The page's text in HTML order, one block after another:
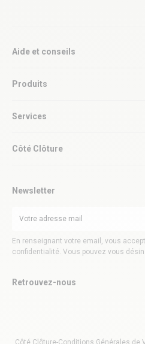
Aide et conseils
Produits
Services
Côté Clôture
Newsletter
En renseignant votre email, vous
confidentialité. Vous pouvez vous
Retrouvez-nous
Côté Clôture-Conditions Générales de